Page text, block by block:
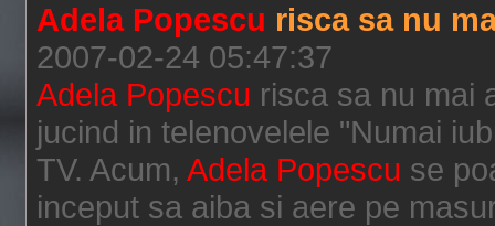
Adela Popescu risca sa nu
2007-02-24 05:47:37
Adela Popescu risca sa nu mai
jucind in telenovelele "Numai
TV. Acum, Adela Popescu se
inceput sa aiba si aere pe